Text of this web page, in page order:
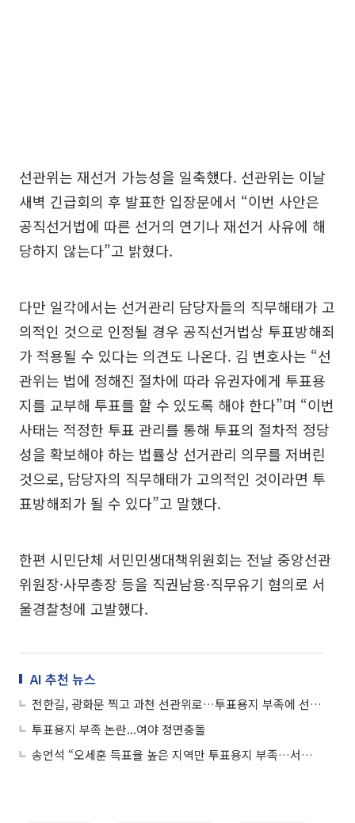
선관위는 재선거 가능성을 일축했다. 선관위는 이날
새벽 긴급회의 후 발표한 입장문에서 “이번 사안은
공직선거법에 따른 선거의 연기나 재선거 사유에 해
당하지 않는다”고 밝혔다.
다만 일각에서는 선거관리 담당자들의 직무해태가 고
의적인 것으로 인정될 경우 공직선거법상 투표방해죄
가 적용될 수 있다는 의견도 나온다. 김 변호사는 “선
관위는 법에 정해진 절차에 따라 유권자에게 투표용
지를 교부해 투표를 할 수 있도록 해야 한다”며 “이번
사태는 적정한 투표 관리를 통해 투표의 절차적 정당
성을 확보해야 하는 법률상 선거관리 의무를 저버린
것으로, 담당자의 직무해태가 고의적인 것이라면 투
표방해죄가 될 수 있다”고 말했다.
한편 시민단체 서민민생대책위원회는 전날 중앙선관
위원장·사무총장 등을 직권남용·직무유기 혐의로 서
울경찰청에 고발했다.
AI 추천 뉴스
전한길, 광화문 찍고 과천 선관위로…투표용지 부족에 선거 무효 주장
투표용지 부족 논란...여야 정면충돌
송언석 “오세훈 득표율 높은 지역만 투표용지 부족…서울 개표 중단해야”